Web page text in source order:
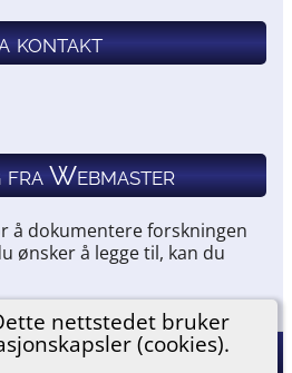
nettstedet bruker
(cookies).
kontakt
Webmaster
å dokumentere forskningen
ønsker å legge til, kan du
2026